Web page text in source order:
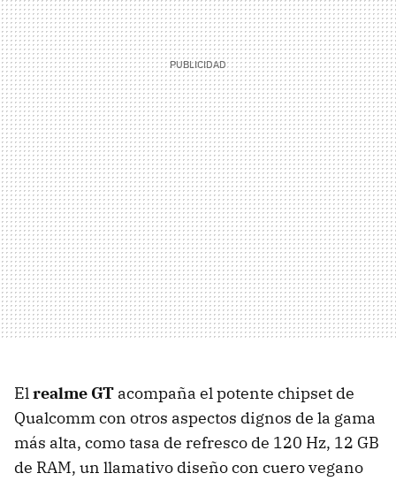
Elrealme GT acompaña el potente chipset de
Qualcomm con otros aspectos dignos de la gama
más alta, como tasa de refresco de 120 Hz, 12 GB
de RAM, un llamativo diseño con cuero vegano